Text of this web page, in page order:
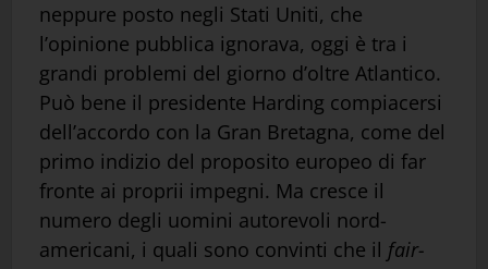
neppure posto negli Stati Uniti, che
l’opinione pubblica ignorava, oggi è tra i
grandi problemi del giorno d’oltre Atlantico.
Può bene il presidente Harding compiacersi
dell’accordo con la Gran Bretagna, come del
primo indizio del proposito europeo di far
fronte ai proprii impegni. Ma cresce il
numero degli uomini autorevoli nord-
americani, i quali sono convinti che il fair-